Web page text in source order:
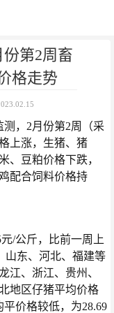
份第2周畜
格走势
，2月份第2周（采
上涨，生猪、猪
、豆粕价格下跌，
配合饲料价格持
/公斤，比前一周上
山东、河北、福建等
江、浙江、贵州、
地区仔猪平均价格
价格较低，为28.69